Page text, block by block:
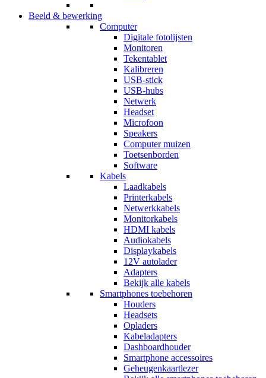
Beeld & bewerking
Computer
Digitale fotolijsten
Monitoren
Tekentablet
Kalibreren
USB-stick
USB-hubs
Netwerk
Headset
Microfoon
Speakers
Computer muizen
Toetsenborden
Software
Kabels
Laadkabels
Printerkabels
Netwerkkabels
Monitorkabels
HDMI kabels
Audiokabels
Displaykabels
12V autolader
Adapters
Bekijk alle kabels
Smartphones toebehoren
Houders
Headsets
Opladers
Kabeladapters
Dashboardhouder
Smartphone accessoires
Geheugenkaartlezer